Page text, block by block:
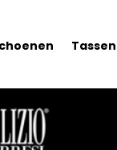
Tassen